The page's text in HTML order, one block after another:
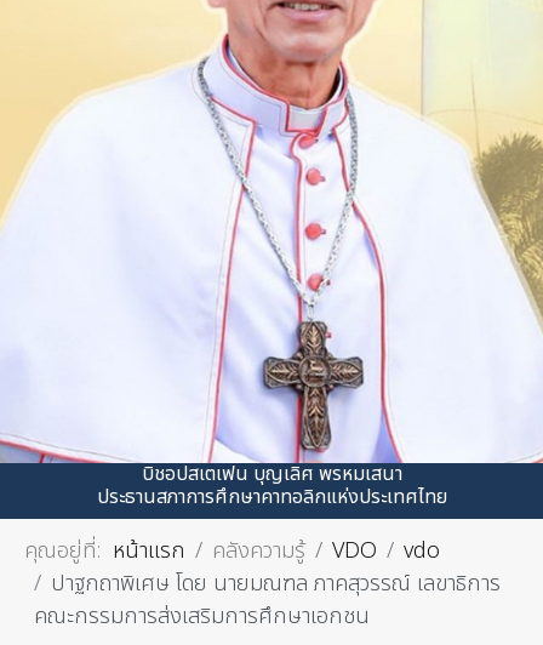
บิชอปสเตเฟน บุญเลิศ พรหมเสนา
ประธานสภาการศึกษาคาทอลิกแห่งประเทศไทย
คุณอยู่ที่: หน้าแรก คลังความรู้ VDO
vdo
ปาฐกถาพิเศษ โดย นายมณฑล ภาคสุวรรณ์ เลขาธิการ
คณะกรรมการส่งเสริมการศึกษาเอกชน